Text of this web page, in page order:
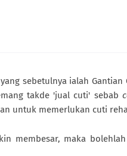
sebetulnya ialah Gantian
takde 'jual cuti' sebab
untuk memerlukan cuti
membesar, maka